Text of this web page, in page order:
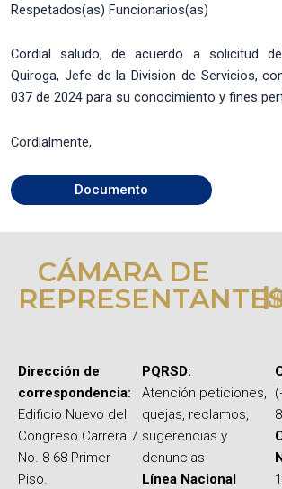
Respetados(as) Funcionarios(as)
Cordial saludo, de acuerdo a solicitud
Quiroga, Jefe de la Division de Servicios,
037 de 2024 para su conocimiento y fines
Cordialmente,
Documento
CÁMARA DE
Dirección de
correspondencia:
Edificio Nuevo del
Congreso Carrera 7
No. 8-68 Primer
Piso.
PQRSD:
Atención peticiones,
quejas, reclamos,
sugerencias y
denuncias
Línea Nacional